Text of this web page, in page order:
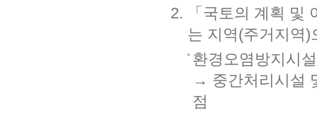
「국토의 계획
는 지역(주거지역
환경오염방지시
→ 중간처리시설
점